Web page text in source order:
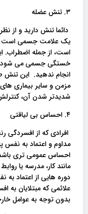
۳. تنش عضله
دائما تنش دارید و
یک علامت جسمی است که
است، از جمله اضطراب.
خستگی جسمی می شود،
انجام ندهید. این تنش
مزمن و سایر بیماری های
شدیدتر شدن آن،
۴. احساس بی لیاقتی
افرادی که از
مداوم و اعتماد به نفس
احساس عمومی تری
مانند کار، مدرسه یا
دوره هایی از اعتماد
علائمی که مبتلایان به
بدون توجه به عوامل